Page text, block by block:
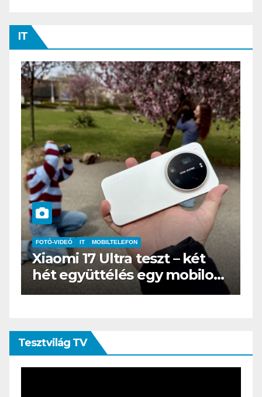
IT
IT MŰSZAKI
BOOX Go 10.3 teszt – Amikor
az e-book olvasó felnő, és
öltönyt húz
Tesztvilág TV